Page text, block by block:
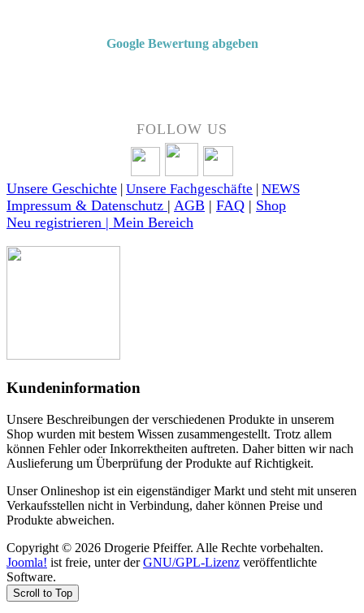
Google Bewertung abgeben
FOLLOW US
Unsere Geschichte | Unsere Fachgeschäfte | NEWS
Impressum & Datenschutz | AGB | FAQ | Shop
Neu registrieren | Mein Bereich
Kundeninformation
Unsere Beschreibungen der verschiedenen Produkte in unserem
Shop wurden mit bestem Wissen zusammengestellt. Trotz allem
können Fehler oder Inkorrektheiten auftreten. Daher bitten wir nach
Auslieferung um Überprüfung der Produkte auf Richtigkeit.
Unser Onlineshop ist ein eigenständiger Markt und steht mit unseren
Verkaufsstellen nicht in Verbindung, daher können Preise und
Produkte abweichen.
Copyright © 2026 Drogerie Pfeiffer. Alle Rechte vorbehalten.
Joomla! ist freie, unter derGNU/GPL-Lizenz veröffentlichte
Software.
Scroll to Top